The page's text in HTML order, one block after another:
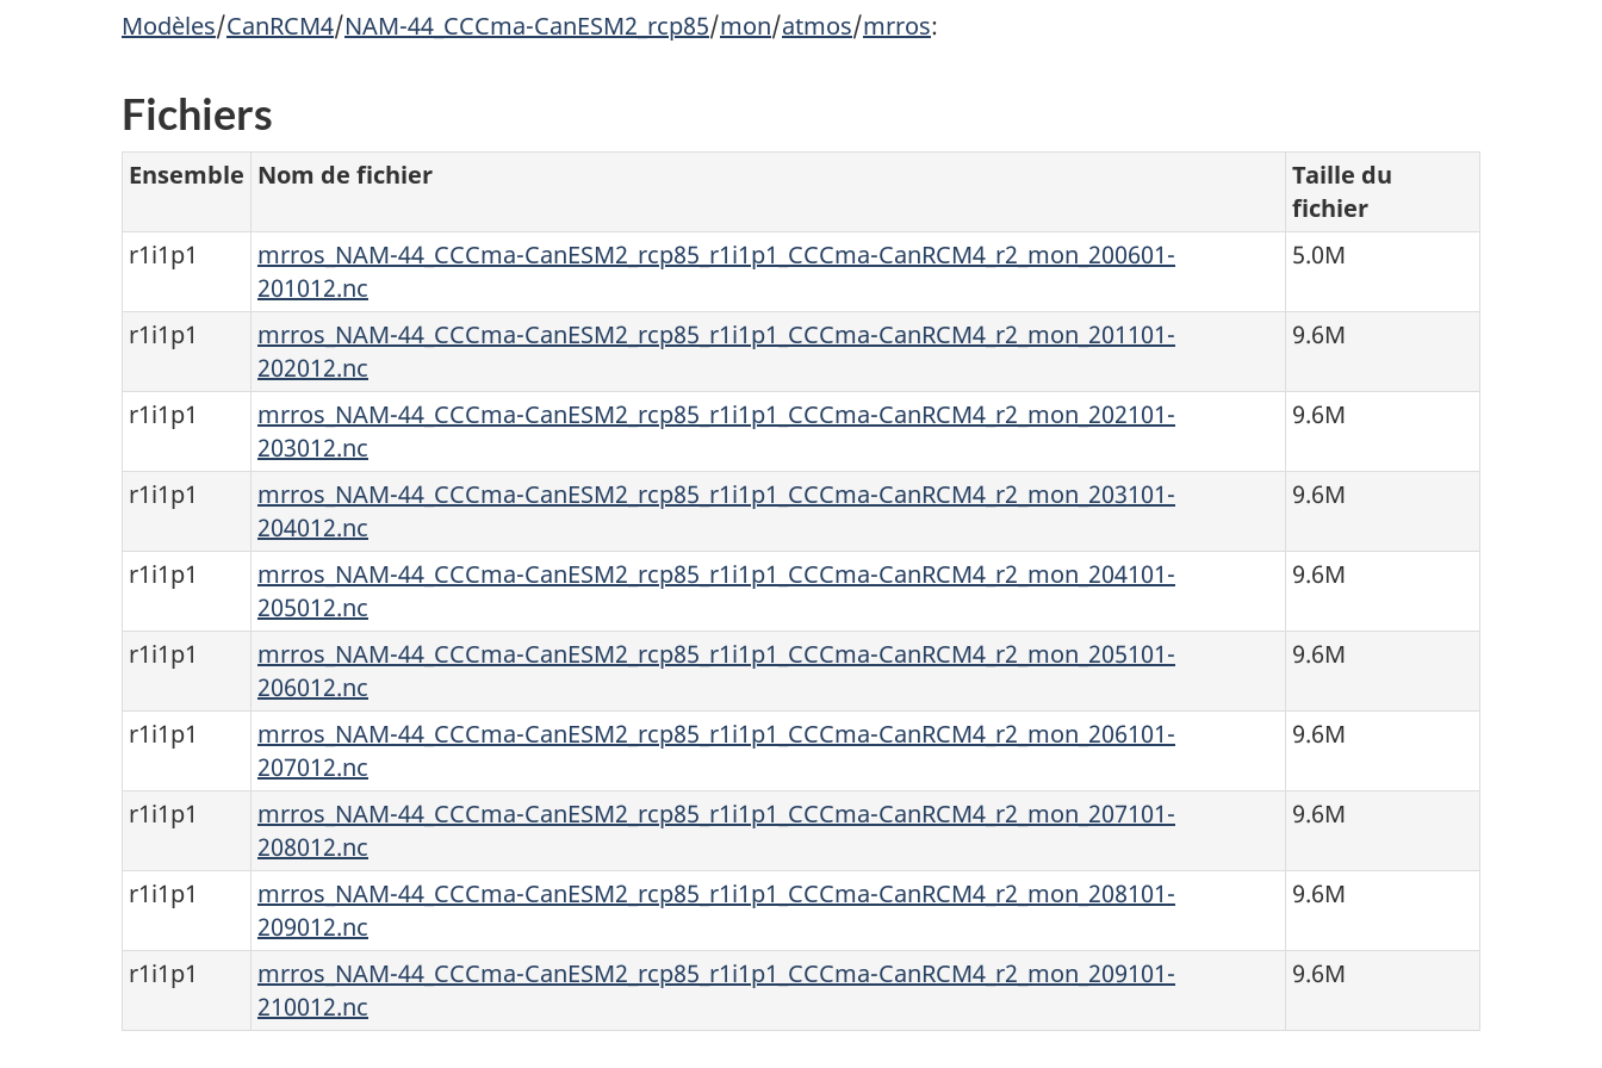
Modèles/CanRCM4/NAM-44_CCCma-CanESM2_rcp85/mon/atmos/mrros:
Fichiers
Ensemble Nom de fichier
Taille du
fichier
r1i1p1
mrros_NAM-44_CCCma-CanESM2_rcp85_r1i1p1_CCCma-CanRCM4_r2_mon_200601-
201012.nc
5.0M
r1i1p1
mrros_NAM-44_CCCma-CanESM2_rcp85_r1i1p1_CCCma-CanRCM4_r2_mon_201101-
202012.nc
9.6M
r1i1p1
mrros_NAM-44_CCCma-CanESM2_rcp85_r1i1p1_CCCma-CanRCM4_r2_mon_202101-
203012.nc
9.6M
r1i1p1
mrros_NAM-44_CCCma-CanESM2_rcp85_r1i1p1_CCCma-CanRCM4_r2_mon_203101-
204012.nc
9.6M
r1i1p1
mrros_NAM-44_CCCma-CanESM2_rcp85_r1i1p1_CCCma-CanRCM4_r2_mon_204101-
205012.nc
9.6M
r1i1p1
mrros_NAM-44_CCCma-CanESM2_rcp85_r1i1p1_CCCma-CanRCM4_r2_mon_205101-
206012.nc
9.6M
r1i1p1
mrros_NAM-44_CCCma-CanESM2_rcp85_r1i1p1_CCCma-CanRCM4_r2_mon_206101-
207012.nc
9.6M
r1i1p1
mrros_NAM-44_CCCma-CanESM2_rcp85_r1i1p1_CCCma-CanRCM4_r2_mon_207101-
208012.nc
9.6M
r1i1p1
mrros_NAM-44_CCCma-CanESM2_rcp85_r1i1p1_CCCma-CanRCM4_r2_mon_208101-
209012.nc
9.6M
r1i1p1
mrros_NAM-44_CCCma-CanESM2_rcp85_r1i1p1_CCCma-CanRCM4_r2_mon_209101-
210012.nc
9.6M